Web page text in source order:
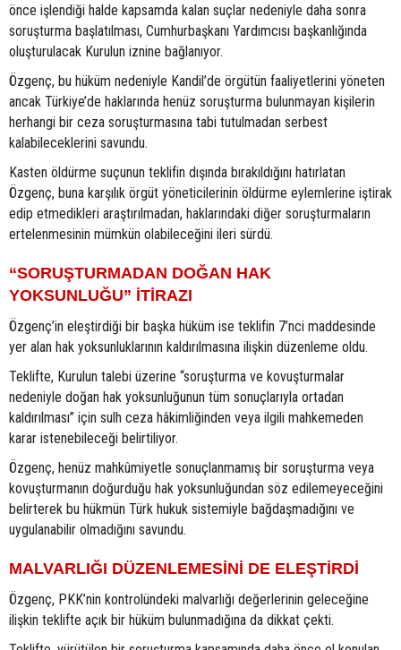
önce işlendiği halde kapsamda kalan suçlar nedeniyle daha sonra
soruşturma başlatılması, Cumhurbaşkanı Yardımcısı başkanlığında
oluşturulacak Kurulun iznine bağlanıyor.
Özgenç, bu hüküm nedeniyle Kandil’de örgütün faaliyetlerini yöneten
ancak Türkiye’de haklarında henüz soruşturma bulunmayan kişilerin
herhangi bir ceza soruşturmasına tabi tutulmadan serbest
kalabileceklerini savundu.
Kasten öldürme suçunun teklifin dışında bırakıldığını hatırlatan
Özgenç, buna karşılık örgüt yöneticilerinin öldürme eylemlerine iştirak
edip etmedikleri araştırılmadan, haklarındaki diğer soruşturmaların
ertelenmesinin mümkün olabileceğini ileri sürdü.
“SORUŞTURMADAN DOĞAN HAK
YOKSUNLUĞU” İTİRAZI
Özgenç’in eleştirdiği bir başka hüküm ise teklifin 7’nci maddesinde
yer alan hak yoksunluklarının kaldırılmasına ilişkin düzenleme oldu.
Teklifte, Kurulun talebi üzerine “soruşturma ve kovuşturmalar
nedeniyle doğan hak yoksunluğunun tüm sonuçlarıyla ortadan
kaldırılması” için sulh ceza hâkimliğinden veya ilgili mahkemeden
karar istenebileceği belirtiliyor.
Özgenç, henüz mahkûmiyetle sonuçlanmamış bir soruşturma veya
kovuşturmanın doğurduğu hak yoksunluğundan söz edilemeyeceğini
belirterek bu hükmün Türk hukuk sistemiyle bağdaşmadığını ve
uygulanabilir olmadığını savundu.
MALVARLIĞI DÜZENLEMESİNİ DE ELEŞTİRDİ
Özgenç, PKK’nin kontrolündeki malvarlığı değerlerinin geleceğine
ilişkin teklifte açık bir hüküm bulunmadığına da dikkat çekti.